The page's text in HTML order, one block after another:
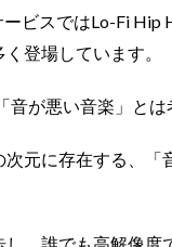
ビスではLo-Fi
登場しています。
が悪い音楽」とは
元に存在する、